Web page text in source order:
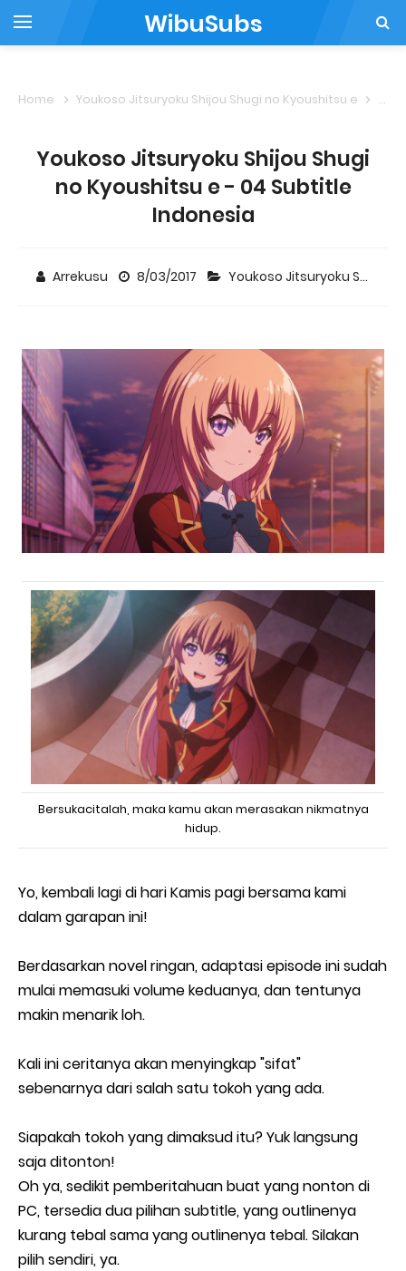
WibuSubs
Home Youkoso Jitsuryoku Shijou Shugi no Kyoushitsu e
Youkoso Jitsuryoku Shijou Shugi
no Kyoushitsu e - 04 Subtitle
Indonesia
Arrekusu 8/03/2017 Youkoso Jitsuryoku Shijou Shugi no Kyoushitsu e
Bersukacitalah, maka kamu akan merasakan nikmatnya
hidup.
Yo, kembali lagi di hari Kamis pagi bersama kami
dalam garapan ini!
Berdasarkan novel ringan, adaptasi episode ini sudah
mulai memasuki volume keduanya, dan tentunya
makin menarik loh.
Kali ini ceritanya akan menyingkap "sifat"
sebenarnya dari salah satu tokoh yang ada.
Siapakah tokoh yang dimaksud itu? Yuk langsung
saja ditonton!
Oh ya, sedikit pemberitahuan buat yang nonton di
PC, tersedia dua pilihan subtitle, yang outlinenya
kurang tebal sama yang outlinenya tebal. Silakan
pilih sendiri, ya.